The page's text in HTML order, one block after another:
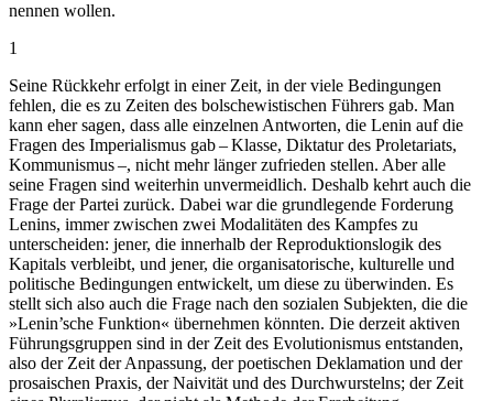
nennen wollen.
1
Seine Rückkehr erfolgt in einer Zeit, in der viele Bedingungen
fehlen, die es zu Zeiten des bolschewistischen Führers gab. Man
kann eher sagen, dass alle einzelnen Antworten, die Lenin auf die
Fragen des Imperialismus gab – Klasse, Diktatur des Proletariats,
Kommunismus –, nicht mehr länger zufrieden stellen. Aber alle
seine Fragen sind weiterhin unvermeidlich. Deshalb kehrt auch die
Frage der Partei zurück. Dabei war die grundlegende Forderung
Lenins, immer zwischen zwei Modalitäten des Kampfes zu
unterscheiden: jener, die innerhalb der Reproduktionslogik des
Kapitals verbleibt, und jener, die organisatorische, kulturelle und
politische Bedingungen entwickelt, um diese zu überwinden. Es
stellt sich also auch die Frage nach den sozialen Subjekten, die die
»Lenin’sche Funktion« übernehmen könnten. Die derzeit aktiven
Führungsgruppen sind in der Zeit des Evolutionismus entstanden,
also der Zeit der Anpassung, der poetischen Deklamation und der
prosaischen Praxis, der Naivität und des Durchwurstelns; der Zeit